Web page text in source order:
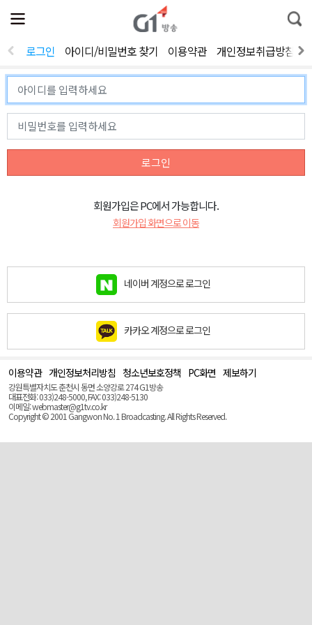
전
체
뉴
열
통
합
색
로그인 아이디/비밀번호 찾기 이용약관 개인정보취급방침
로그인
회원가입은 PC에서 가능합니다.
회원가입 화면으로 이동
네이버 계정으로 로그인
카카오 계정으로 로그인
이용약관 개인정보처리방침 청소년보호정책 PC화면 제보하기
강원특별자치도 춘천시 동면 소양강로 274 G1방송
대표전화: 033)248-5000, FAX: 033)248-5130
이메일: webmaster@g1tv.co.kr
Copyright © 2001 Gangwon No. 1 Broadcasting. All Rights Reserved.